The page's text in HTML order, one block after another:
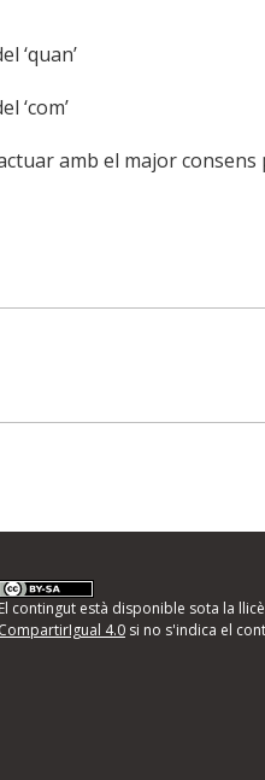
‘quan’
‘com’
amb el major consens
El contingut està disponible sota la
CompartirIgual 4.0si no s'indica el